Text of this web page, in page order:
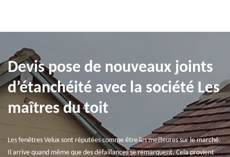
Devis pose de nouveaux joints
d’étanchéité avec la société Les
maîtres du toit
Les fenêtres Velux sont réputées comme être les meilleures sur le marché.
Il arrive quand même que des défaillances se remarquent. Cela provient